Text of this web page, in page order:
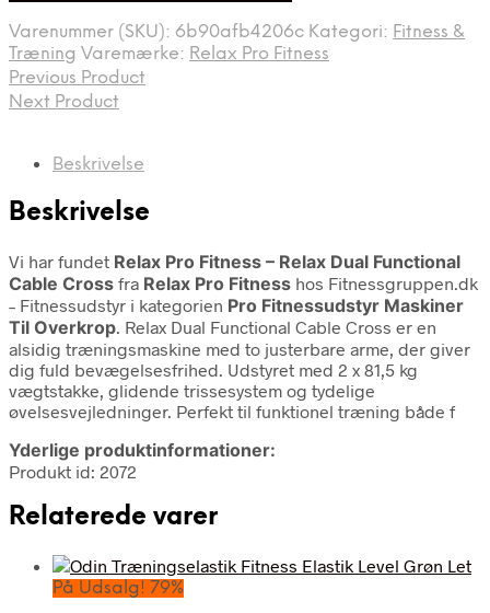
Varenummer (SKU): 6b90afb4206c Kategori: Fitness &
Træning Varemærke: Relax Pro Fitness
Previous Product
Next Product
Beskrivelse
Beskrivelse
Vi har fundet Relax Pro Fitness – Relax Dual Functional
Cable Cross fra Relax Pro Fitness hos Fitnessgruppen.dk
– Fitnessudstyr i kategorien Pro Fitnessudstyr Maskiner
Til Overkrop. Relax Dual Functional Cable Cross er en
alsidig træningsmaskine med to justerbare arme, der giver
dig fuld bevægelsesfrihed. Udstyret med 2 x 81,5 kg
vægtstakke, glidende trissesystem og tydelige
øvelsesvejledninger. Perfekt til funktionel træning både f
Yderlige produktinformationer:
Produkt id: 2072
Relaterede varer
På Udsalg! 79%